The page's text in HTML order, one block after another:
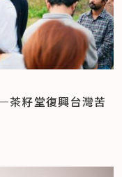
茶籽堂復興台灣苦